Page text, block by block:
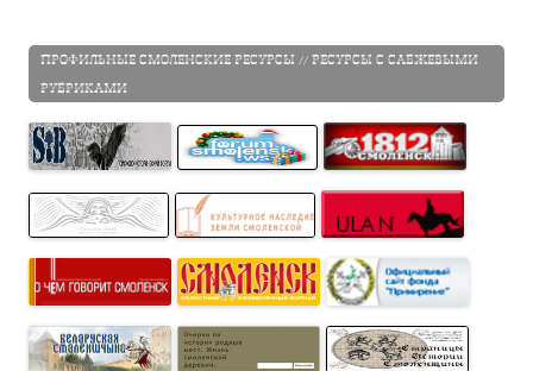
ПРОФИЛЬНЫЕ СМОЛЕНСКИЕ РЕСУРСЫ // РЕСУРСЫ С САБЖЕВЫМИ
РУБРИКАМИ